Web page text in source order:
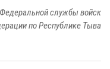
службы войск
по Республике Тыва